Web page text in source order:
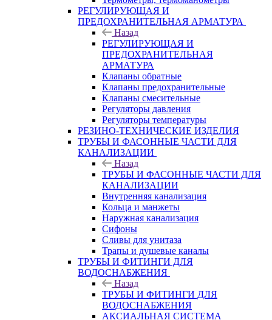
РЕГУЛИРУЮЩАЯ И
ПРЕДОХРАНИТЕЛЬНАЯ АРМАТУРА
Назад
РЕГУЛИРУЮЩАЯ И
ПРЕДОХРАНИТЕЛЬНАЯ
АРМАТУРА
Клапаны обратные
Клапаны предохранительные
Клапаны смесительные
Регуляторы давления
Регуляторы температуры
РЕЗИНО-ТЕХНИЧЕСКИЕ ИЗДЕЛИЯ
ТРУБЫ И ФАСОННЫЕ ЧАСТИ ДЛЯ
КАНАЛИЗАЦИИ
Назад
ТРУБЫ И ФАСОННЫЕ ЧАСТИ ДЛЯ
КАНАЛИЗАЦИИ
Внутренняя канализация
Кольца и манжеты
Наружная канализация
Сифоны
Сливы для унитаза
Трапы и душевые каналы
ТРУБЫ И ФИТИНГИ ДЛЯ
ВОДОСНАБЖЕНИЯ
Назад
ТРУБЫ И ФИТИНГИ ДЛЯ
ВОДОСНАБЖЕНИЯ
АКСИАЛЬНАЯ СИСТЕМА